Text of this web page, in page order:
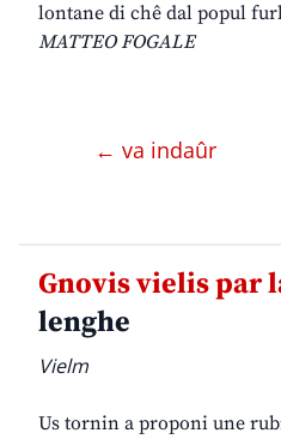
lontane di chê dal popul
MATTEO FOGALE
← va indaûr
Gnovis vielis par
lenghe
Vielm
Us tornin a proponi une